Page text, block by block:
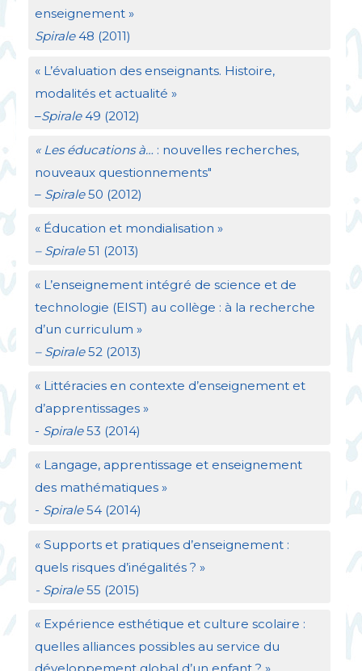
enseignement »
Spirale48 (2011)
« L’évaluation des enseignants. Histoire,
modalités et actualité »
–Spirale49 (2012)
« Les éducations à… : nouvelles recherches,
nouveaux questionnements"
– Spirale50 (2012)
« Éducation et mondialisation »
– Spirale51 (2013)
« L’enseignement intégré de science et de
technologie (EIST) au collège : à la recherche
d’un curriculum »
– Spirale52 (2013)
« Littéracies en contexte d’enseignement et
d’apprentissages »
- Spirale53 (2014)
« Langage, apprentissage et enseignement
des mathématiques »
- Spirale54 (2014)
« Supports et pratiques d’enseignement :
quels risques d’inégalités ? »
- Spirale55 (2015)
« Expérience esthétique et culture scolaire :
quelles alliances possibles au service du